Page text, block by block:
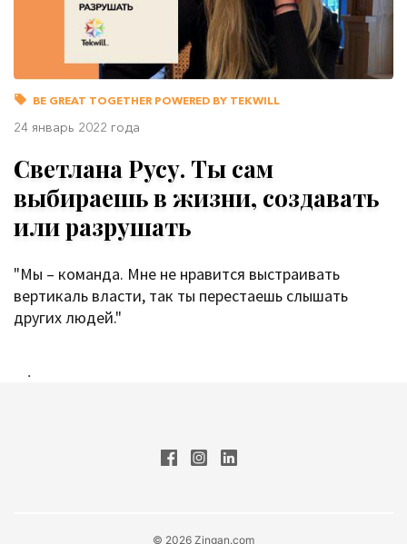
BE GREAT TOGETHER POWERED BY TEKWILL
24 январь 2022 года
Светлана Русу. Ты сам
выбираешь в жизни, создавать
или разрушать
"Мы – команда. Мне не нравится выстраивать
вертикаль власти, так ты перестаешь слышать
других людей."
.
© 2026 Zingan.com